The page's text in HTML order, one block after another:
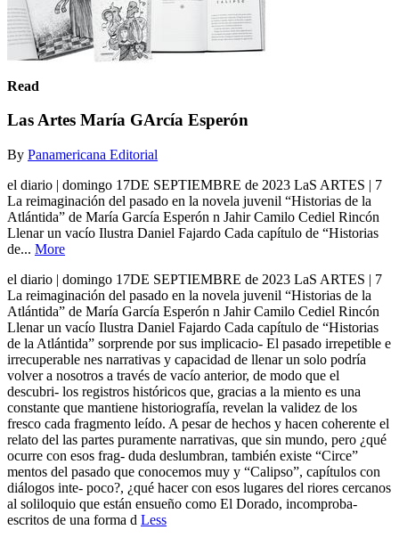
Read
Las Artes María GArcía Esperón
By Panamericana Editorial
el diario | domingo 17DE SEPTIEMBRE de 2023 LaS ARTES | 7
La reimaginación del pasado en la novela juvenil “Historias de la
Atlántida” de María García Esperón n Jahir Camilo Cediel Rincón
Llenar un vacío Ilustra Daniel Fajardo Cada capítulo de “Historias
de... More
el diario | domingo 17DE SEPTIEMBRE de 2023 LaS ARTES | 7
La reimaginación del pasado en la novela juvenil “Historias de la
Atlántida” de María García Esperón n Jahir Camilo Cediel Rincón
Llenar un vacío Ilustra Daniel Fajardo Cada capítulo de “Historias
de la Atlántida” sorprende por sus implicacio- El pasado irrepetible e
irrecuperable nes narrativas y capacidad de llenar un solo podría
volver a nosotros a través de vacío anterior, de modo que el
descubri- los registros históricos que, gracias a la miento es una
constante que mantiene historiografía, revelan la validez de los
fresco cada fragmento leído. A pesar de hechos y hacen coherente el
relato del las partes puramente narrativas, que sin mundo, pero ¿qué
ocurre con esos frag- duda deslumbran, también existe “Circe”
mentos del pasado que conocemos muy y “Calipso”, capítulos con
diálogos inte- poco?, ¿qué hacer con esos lugares del riores cercanos
al soliloquio que están ensueño como El Dorado, incomproba-
escritos de una forma d Less